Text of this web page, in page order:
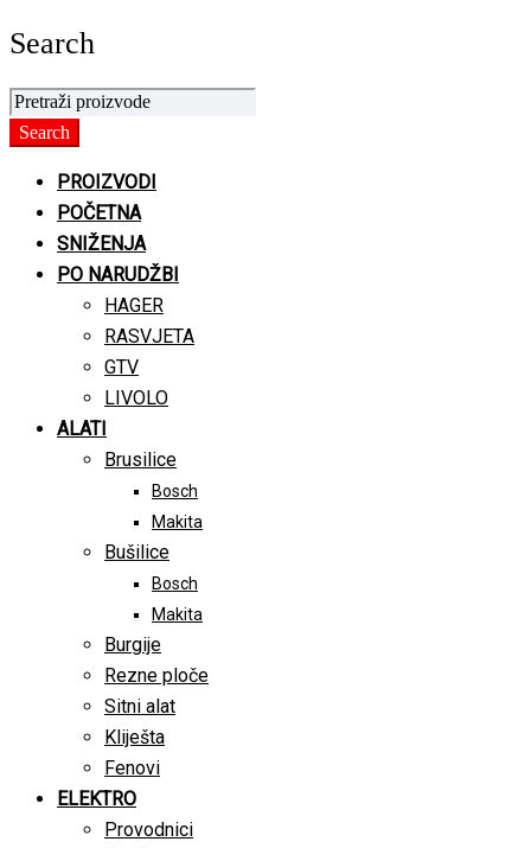
Search
PROIZVODI
POČETNA
SNIŽENJA
PO NARUDŽBI
HAGER
RASVJETA
GTV
LIVOLO
ALATI
Brusilice
Bosch
Makita
Bušilice
Bosch
Makita
Burgije
Rezne ploče
Sitni alat
Kliješta
Fenovi
ELEKTRO
Provodnici